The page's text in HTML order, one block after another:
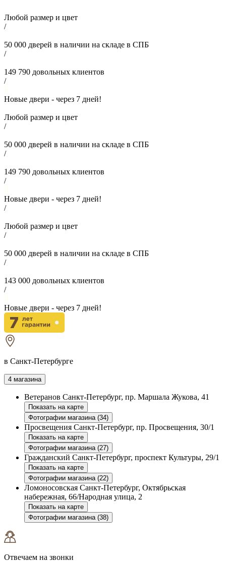
Любой размер и цвет
/
50 000 дверей в наличии на складе в СПБ
/
149 790 довольных клиентов
/
Новые двери - через 7 дней!
Любой размер и цвет
/
50 000 дверей в наличии на складе в СПБ
/
149 790 довольных клиентов
/
Новые двери - через 7 дней!
/
Любой размер и цвет
/
50 000 дверей в наличии на складе в СПБ
/
143 000 довольных клиентов
/
Новые двери - через 7 дней!
в Санкт-Петербурге
4 магазина
Ветеранов Санкт-Петербург, пр. Маршала Жукова, 41
Показать на карте
Фотографии магазина (34)
Просвещения Санкт-Петербург, пр. Просвещения, 30/1
Показать на карте
Фотографии магазина (27)
Гражданский Санкт-Петербург, проспект Культуры, 29/1
Показать на карте
Фотографии магазина (22)
Ломоносовская Санкт-Петербург, Октябрьская
набережная, 66/Народная улица, 2
Показать на карте
Фотографии магазина (38)
Отвечаем на звонки